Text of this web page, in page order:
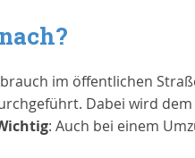
?
im öffentlichen
Dabei wird
: Auch bei einem